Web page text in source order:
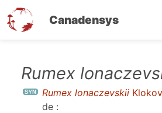
Canadensys
contenu
Rumex
Rumex lonaczevskii Klokov
de :